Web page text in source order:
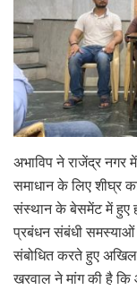
अभाविप ने राजेंद्र
समाधान के लिए शीघ्र
संस्थान के बेसमेंट में हुए
प्रबंधन संबंधी समस्याओं
संबोधित करते हुए अखिल
खरवाल ने मांग की है कि